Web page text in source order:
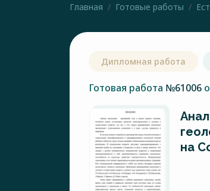
Главная Готовые работы
Дипломная работа
Готовая работа №61006
на